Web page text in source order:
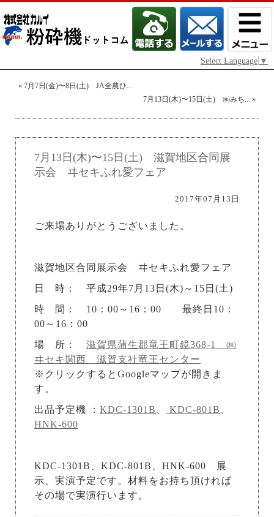
Select Language ▼
« 7月7日(金)〜8日(土) JA全農ひ...
7月13日(木)〜15日(土) ㈱みち... »
7月13日(木)〜15日(土) 滋賀地区合同展
示会 ヰセキふれ愛フェア
2017年07月13日
ご来場ありがとうございました。
滋賀地区合同展示会 ヰセキふれ愛フェア
日 時： 平成29年7月13日(木)～15日(土)
時 間： 10：00～16：00 最終日10：
00～16：00
場 所： 滋賀県蒲生郡竜王町鏡368-1 ㈱
ヰセキ関西 滋賀支社竜王センター
※クリックするとGoogleマップが開きま
す。
出品予定機 ： KDC-1301B KDC-801B
HNK-600
KDC-1301B、KDC-801B、HNK-600 展
示、実演予定です。材料をお持ち頂ければ
その場で実演行います。